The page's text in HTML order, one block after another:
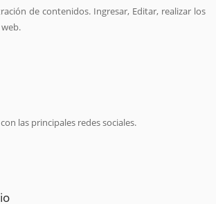
de contenidos. Ingresar, Editar, realizar los
las principales redes sociales.